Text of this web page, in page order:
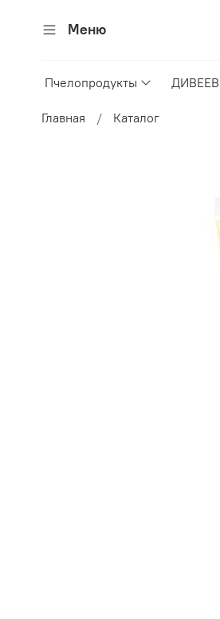
Меню
Пчелопродукты
Главная Каталог